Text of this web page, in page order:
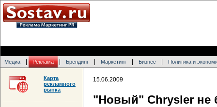
Медиа Реклама Брендинг Маркетинг Бизнес Политика и
15.06.2009
"Новый" Chrysler не
Карта
рекламного
рынка